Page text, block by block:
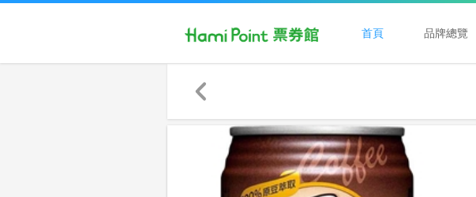
首頁 品牌總覽